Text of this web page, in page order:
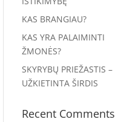
KAS BRANGIAU?
KAS YRA PALAIMINTI
ŽMONĖS?
SKYRYBŲ PRIEŽASTIS –
UŽKIETINTA ŠIRDIS
Recent Comments